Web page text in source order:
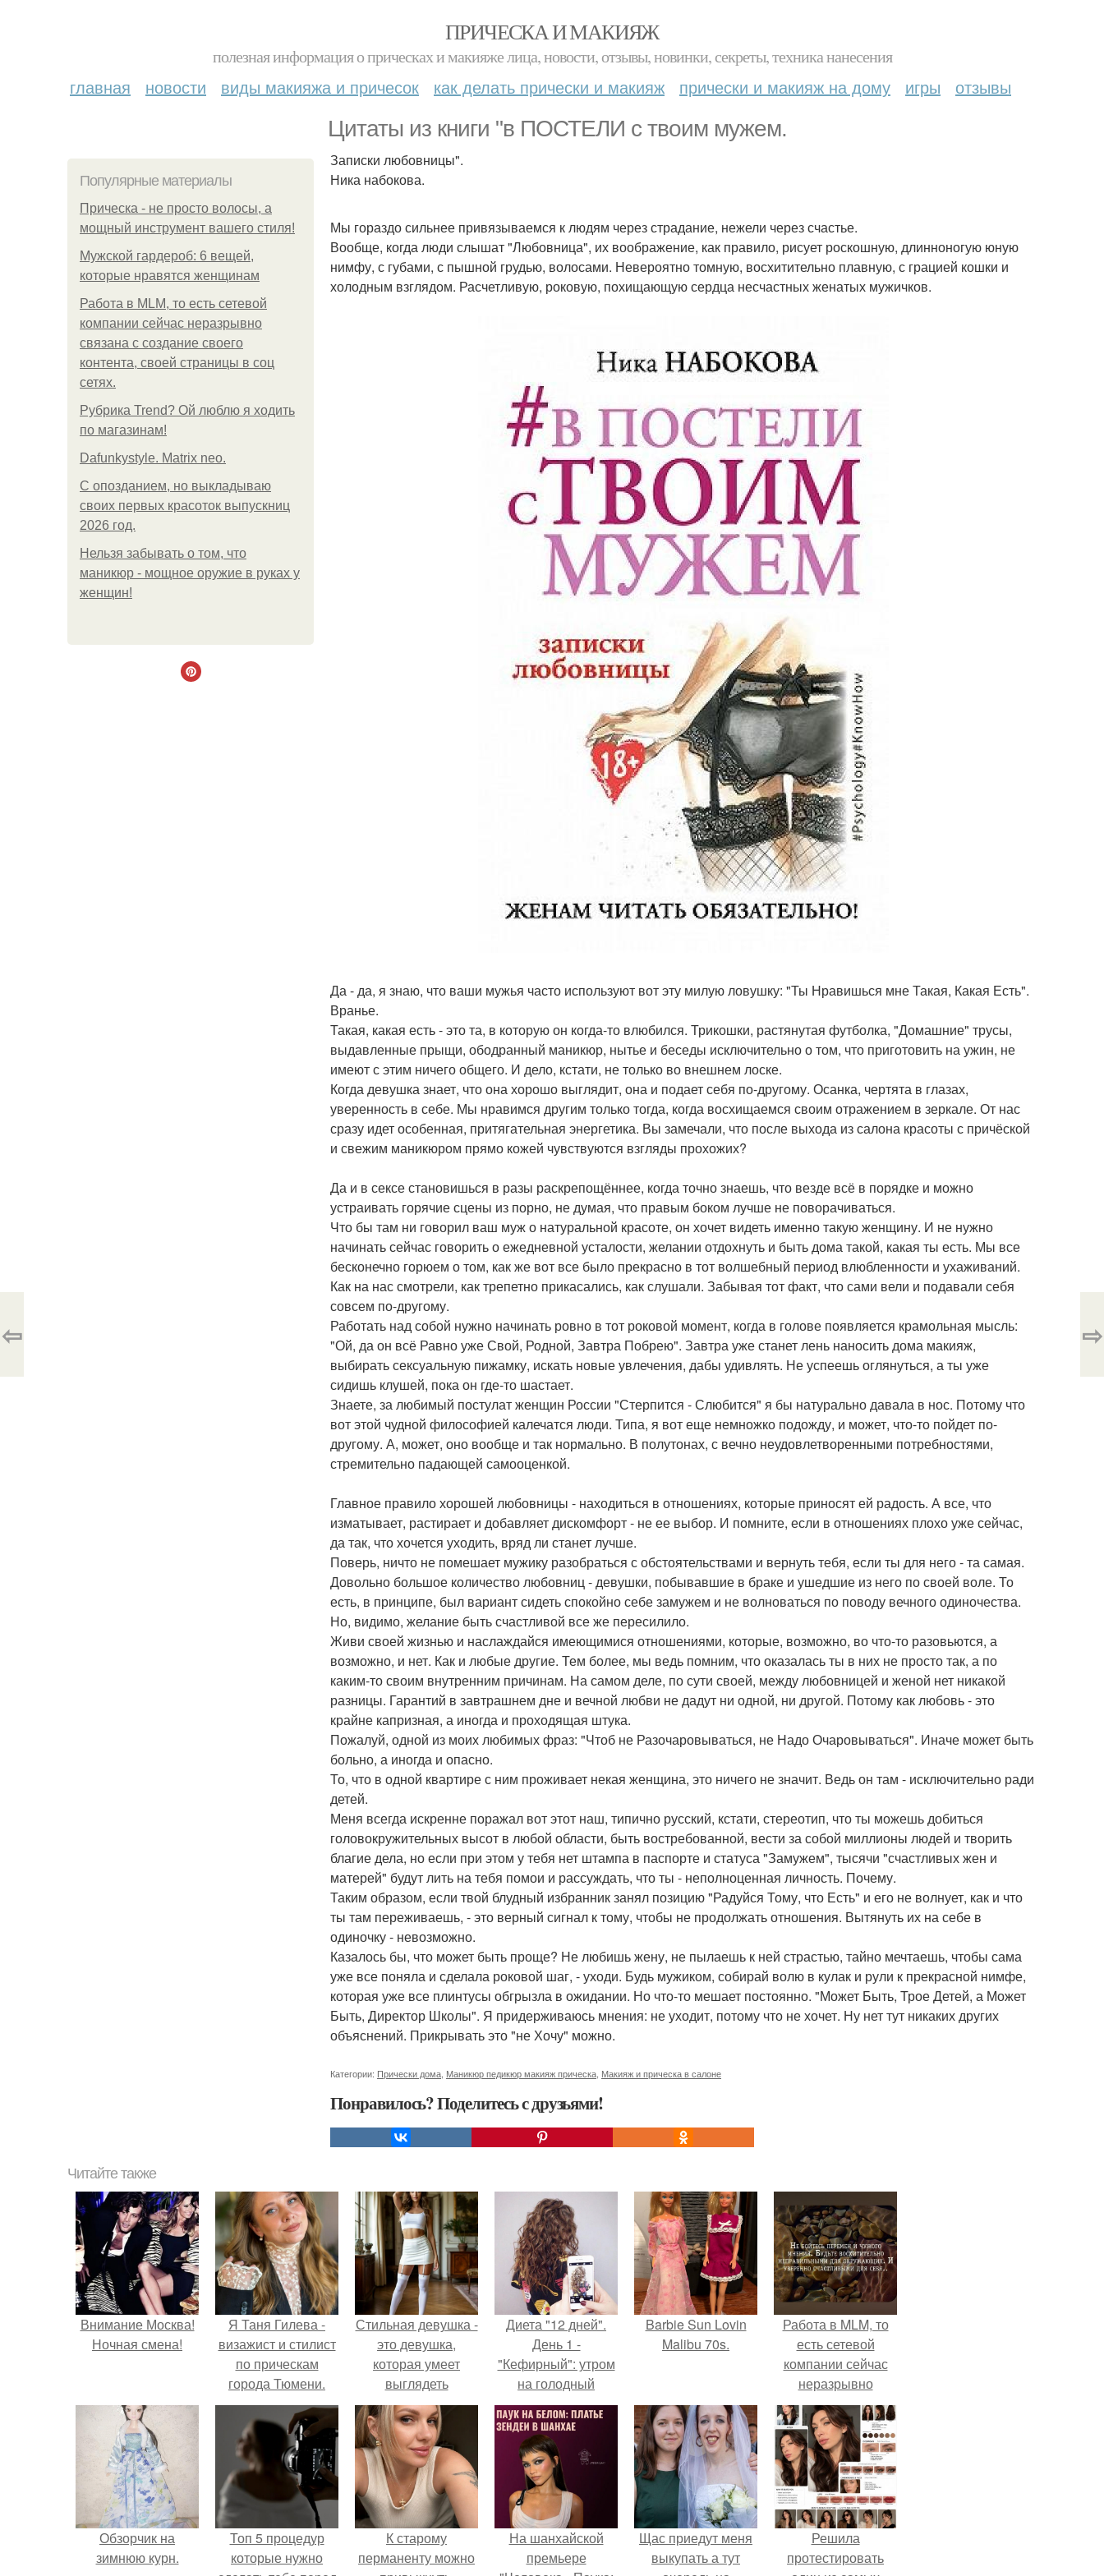
ПРИЧЕСКА И МАКИЯЖ
полезная информация о прическах и макияже лица, новости, отзывы, новинки, секреты, техника нанесения
главная новости виды макияжа и причесок как делать прически и макияж прически и макияж на дому игры отзывы
Цитаты из книги "в ПОСТЕЛИ с твоим мужем.
Популярные материалы
Прическа - не просто волосы, а
мощный инструмент вашего стиля!
Мужской гардероб: 6 вещей,
которые нравятся женщинам
Работа в MLM, то есть сетевой
компании сейчас неразрывно
связана с создание своего
контента, своей страницы в соц
сетях.
Рубрика Trend? Ой люблю я ходить
по магазинам!
Dafunkystyle. Matrix neo.
С опозданием, но выкладываю
своих первых красоток выпускниц
2026 год.
Нельзя забывать о том, что
маникюр - мощное оружие в руках у
женщин!
Записки любовницы".
Ника набокова.
Мы гораздо сильнее привязываемся к людям через страдание, нежели через счастье.
Вообще, когда люди слышат "Любовница", их воображение, как правило, рисует роскошную, длинноногую юную
нимфу, с губами, с пышной грудью, волосами. Невероятно томную, восхитительно плавную, с грацией кошки и
холодным взглядом. Расчетливую, роковую, похищающую сердца несчастных женатых мужичков.
Да - да, я знаю, что ваши мужья часто используют вот эту милую ловушку: "Ты Нравишься мне Такая, Какая Есть".
Вранье.
Такая, какая есть - это та, в которую он когда-то влюбился. Трикошки, растянутая футболка, "Домашние" трусы,
выдавленные прыщи, ободранный маникюр, нытье и беседы исключительно о том, что приготовить на ужин, не
имеют с этим ничего общего. И дело, кстати, не только во внешнем лоске.
Когда девушка знает, что она хорошо выглядит, она и подает себя по-другому. Осанка, чертята в глазах,
уверенность в себе. Мы нравимся другим только тогда, когда восхищаемся своим отражением в зеркале. От нас
сразу идет особенная, притягательная энергетика. Вы замечали, что после выхода из салона красоты с причёской
и свежим маникюром прямо кожей чувствуются взгляды прохожих?
Да и в сексе становишься в разы раскрепощённее, когда точно знаешь, что везде всё в порядке и можно
устраивать горячие сцены из порно, не думая, что правым боком лучше не поворачиваться.
Что бы там ни говорил ваш муж о натуральной красоте, он хочет видеть именно такую женщину. И не нужно
начинать сейчас говорить о ежедневной усталости, желании отдохнуть и быть дома такой, какая ты есть. Мы все
бесконечно горюем о том, как же вот все было прекрасно в тот волшебный период влюбленности и ухаживаний.
Как на нас смотрели, как трепетно прикасались, как слушали. Забывая тот факт, что сами вели и подавали себя
совсем по-другому.
Работать над собой нужно начинать ровно в тот роковой момент, когда в голове появляется крамольная мысль:
"Ой, да он всё Равно уже Свой, Родной, Завтра Побрею". Завтра уже станет лень наносить дома макияж,
выбирать сексуальную пижамку, искать новые увлечения, дабы удивлять. Не успеешь оглянуться, а ты уже
сидишь клушей, пока он где-то шастает.
Знаете, за любимый постулат женщин России "Стерпится - Слюбится" я бы натурально давала в нос. Потому что
вот этой чудной философией калечатся люди. Типа, я вот еще немножко подожду, и может, что-то пойдет по-
другому. А, может, оно вообще и так нормально. В полутонах, с вечно неудовлетворенными потребностями,
стремительно падающей самооценкой.
Главное правило хорошей любовницы - находиться в отношениях, которые приносят ей радость. А все, что
изматывает, растирает и добавляет дискомфорт - не ее выбор. И помните, если в отношениях плохо уже сейчас,
да так, что хочется уходить, вряд ли станет лучше.
Поверь, ничто не помешает мужику разобраться с обстоятельствами и вернуть тебя, если ты для него - та самая.
Довольно большое количество любовниц - девушки, побывавшие в браке и ушедшие из него по своей воле. То
есть, в принципе, был вариант сидеть спокойно себе замужем и не волноваться по поводу вечного одиночества.
Но, видимо, желание быть счастливой все же пересилило.
Живи своей жизнью и наслаждайся имеющимися отношениями, которые, возможно, во что-то разовьются, а
возможно, и нет. Как и любые другие. Тем более, мы ведь помним, что оказалась ты в них не просто так, а по
каким-то своим внутренним причинам. На самом деле, по сути своей, между любовницей и женой нет никакой
разницы. Гарантий в завтрашнем дне и вечной любви не дадут ни одной, ни другой. Потому как любовь - это
крайне капризная, а иногда и проходящая штука.
Пожалуй, одной из моих любимых фраз: "Чтоб не Разочаровываться, не Надо Очаровываться". Иначе может быть
больно, а иногда и опасно.
То, что в одной квартире с ним проживает некая женщина, это ничего не значит. Ведь он там - исключительно ради
детей.
Меня всегда искренне поражал вот этот наш, типично русский, кстати, стереотип, что ты можешь добиться
головокружительных высот в любой области, быть востребованной, вести за собой миллионы людей и творить
благие дела, но если при этом у тебя нет штампа в паспорте и статуса "Замужем", тысячи "счастливых жен и
матерей" будут лить на тебя помои и рассуждать, что ты - неполноценная личность. Почему.
Таким образом, если твой блудный избранник занял позицию "Радуйся Тому, что Есть" и его не волнует, как и что
ты там переживаешь, - это верный сигнал к тому, чтобы не продолжать отношения. Вытянуть их на себе в
одиночку - невозможно.
Казалось бы, что может быть проще? Не любишь жену, не пылаешь к ней страстью, тайно мечтаешь, чтобы сама
уже все поняла и сделала роковой шаг, - уходи. Будь мужиком, собирай волю в кулак и рули к прекрасной нимфе,
которая уже все плинтусы обгрызла в ожидании. Но что-то мешает постоянно. "Может Быть, Трое Детей, а Может
Быть, Директор Школы". Я придерживаюсь мнения: не уходит, потому что не хочет. Ну нет тут никаких других
объяснений. Прикрывать это "не Хочу" можно.
Категории: Прически дома Маникюр педикюр макияж прическа Макияж и прическа в салоне
Понравилось? Поделитесь с друзьями!
⇦ ⇨
Читайте также
Внимание Москва!
Ночная смена!
Я Таня Гилева -
визажист и стилист
по прическам
города Тюмени.
Стильная девушка -
это девушка,
которая умеет
выглядеть
привлекательно и
элегантно в любои
ситуации.
Диета "12 дней".
День 1 -
"Кефирный": утром
на голодный
желудок 1 ст.
Barbie Sun Lovin
Malibu 70s.
Работа в MLM, то
есть сетевой
компании сейчас
неразрывно
связана с создание
своего контента,
своей страницы в
соц сетях.
Обзорчик на
зимнюю курн.
Топ 5 процедур
которые нужно
К старому
перманенту можно
На шанхайской
премьере
Щас приедут меня
выкупать а тут
Решила
протестировать